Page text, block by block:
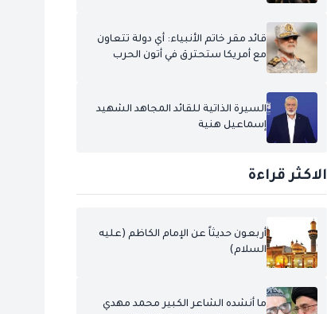
قائد مقر خاتم الأنبياء: أي دولة تتعاون
مع أمريكا ستحترق في أتون الحرب
السيرة الذاتية للقائد المجاهد الشهيد
إسماعيل هنية
الاكثر قراءة
أربعون حديثاً عن الإمام الكاظم (عليه
السلام)
ما أنشده الشاعر الكبير محمد مهدي